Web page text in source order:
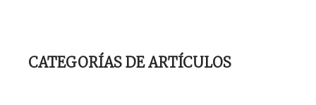
CATEGORÍAS DE ARTÍCULOS